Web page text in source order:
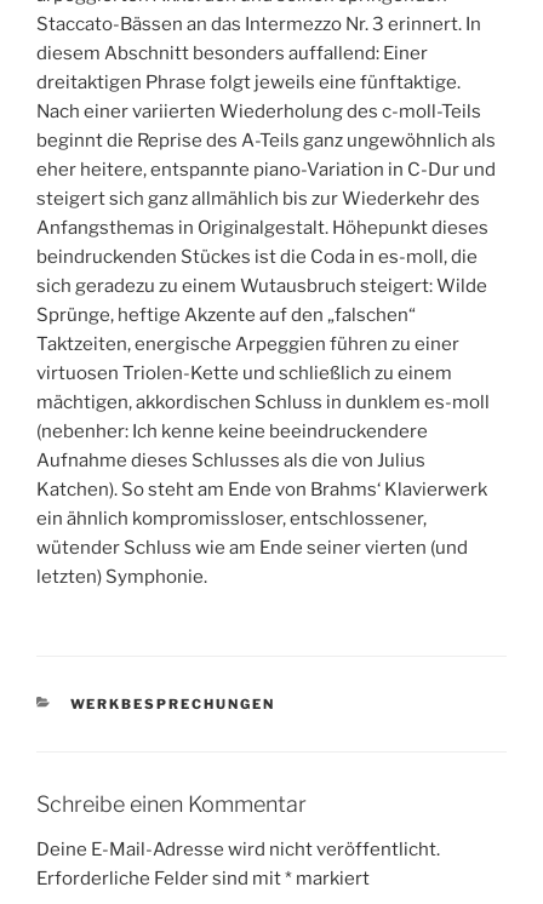
Staccato-Bässen an das Intermezzo Nr. 3 erinnert. In
diesem Abschnitt besonders auffallend: Einer
dreitaktigen Phrase folgt jeweils eine fünftaktige.
Nach einer variierten Wiederholung des c-moll-Teils
beginnt die Reprise des A-Teils ganz ungewöhnlich als
eher heitere, entspannte piano-Variation in C-Dur und
steigert sich ganz allmählich bis zur Wiederkehr des
Anfangsthemas in Originalgestalt. Höhepunkt dieses
beindruckenden Stückes ist die Coda in es-moll, die
sich geradezu zu einem Wutausbruch steigert: Wilde
Sprünge, heftige Akzente auf den „falschen“
Taktzeiten, energische Arpeggien führen zu einer
virtuosen Triolen-Kette und schließlich zu einem
mächtigen, akkordischen Schluss in dunklem es-moll
(nebenher: Ich kenne keine beeindruckendere
Aufnahme dieses Schlusses als die von Julius
Katchen). So steht am Ende von Brahms‘ Klavierwerk
ein ähnlich kompromissloser, entschlossener,
wütender Schluss wie am Ende seiner vierten (und
letzten) Symphonie.
KATEGORIEN
WERKBESPRECHUNGEN
Schreibe einen Kommentar
Deine E-Mail-Adresse wird nicht veröffentlicht.
Erforderliche Felder sind mit* markiert